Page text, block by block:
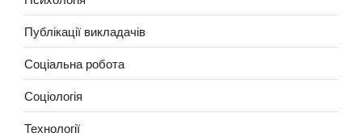
Публікації викладачів
Соціальна робота
Соціологія
Технології